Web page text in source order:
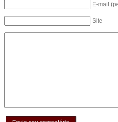
E-mail
Site